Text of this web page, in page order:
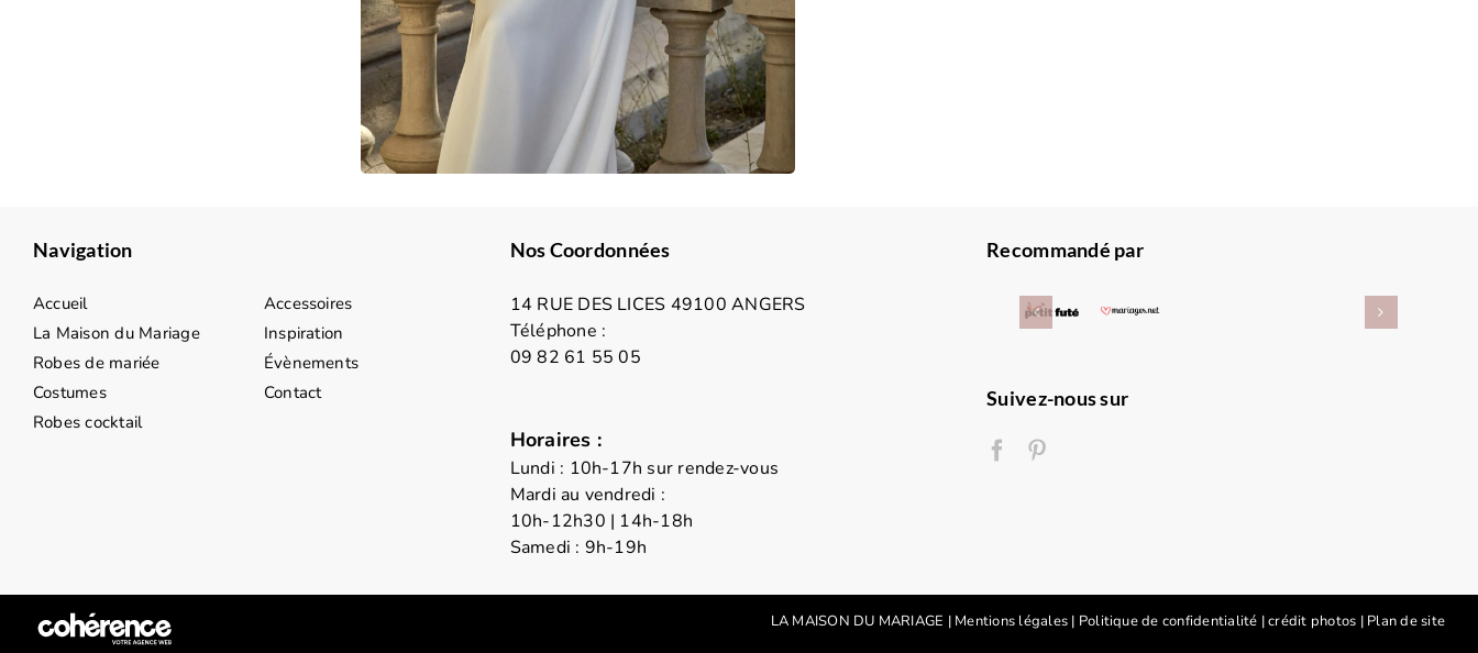
Navigation
Accueil
La Maison du Mariage
Robes de mariée
Costumes
Robes cocktail
Accessoires
Inspiration
Évènements
Contact
Nos Coordonnées
14 RUE DES LICES 49100 ANGERS
Téléphone :
09 82 61 55 05
Horaires :
Lundi : 10h-17h sur rendez-vous
Mardi au vendredi :
10h-12h30 | 14h-18h
Samedi : 9h-19h
Recommandé par
Suivez-nous sur
LA MAISON DU MARIAGE | Mentions légales | Politique de confidentialité |crédit photos | Plan de site